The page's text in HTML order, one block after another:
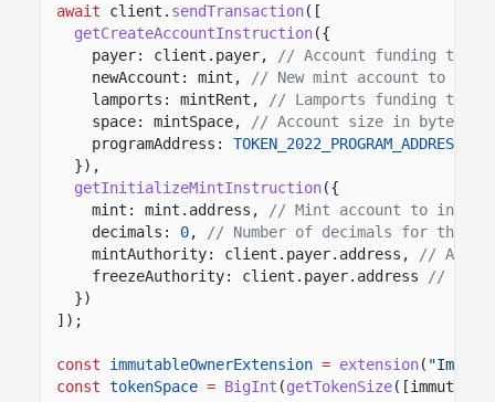
await client. sendTransaction([
getCreateAccountInstruction({
payer: client.payer,
// Account funding the
newAccount: mint,
// New mint account to
lamports: mintRent,
// Lamports funding the
space: mintSpace,
// Account size in bytes
programAddress:
TOKEN_2022_PROGRAM_ADDRESS
}),
getInitializeMintInstruction({
mint: mint.address,
// Mint account to
decimals:
0,
// Number of decimals for the
mintAuthority: client.payer.address,
//
freezeAuthority: client.payer.address
//
})
]);
const immutableOwnerExtension = extension(
const tokenSpace = BigInt (getTokenSize